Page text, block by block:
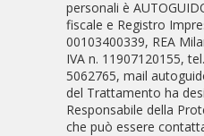
personali è
fiscale e Registro
00103400339, REA
IVA n. 11907120155,
5062765, mail
del Trattamento ha
Responsabile della
che può essere